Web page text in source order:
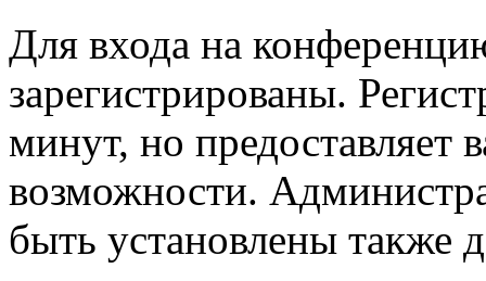
Для входа на
зарегистрированы.
минут, но предоставляет
возможности.
быть установлены также